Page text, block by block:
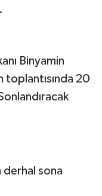
Binyamin
toplantısında 20
derhal sona